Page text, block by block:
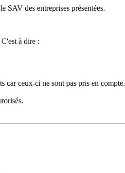
SAV des entreprises présentées.
C'est à dire :
car ceux-ci ne sont pas pris en compte.